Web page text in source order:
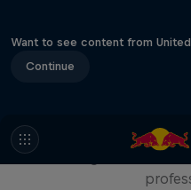
Want to see content from
Continue